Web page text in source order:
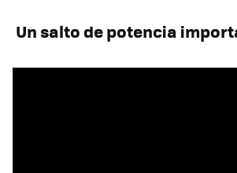
Un salto de potencia